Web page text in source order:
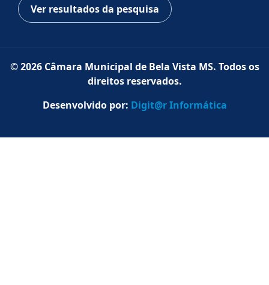
Ver resultados da pesquisa
© 2026 Câmara Municipal de Bela Vista MS. Todos os
direitos reservados.
Desenvolvido por: Digit@r Informática